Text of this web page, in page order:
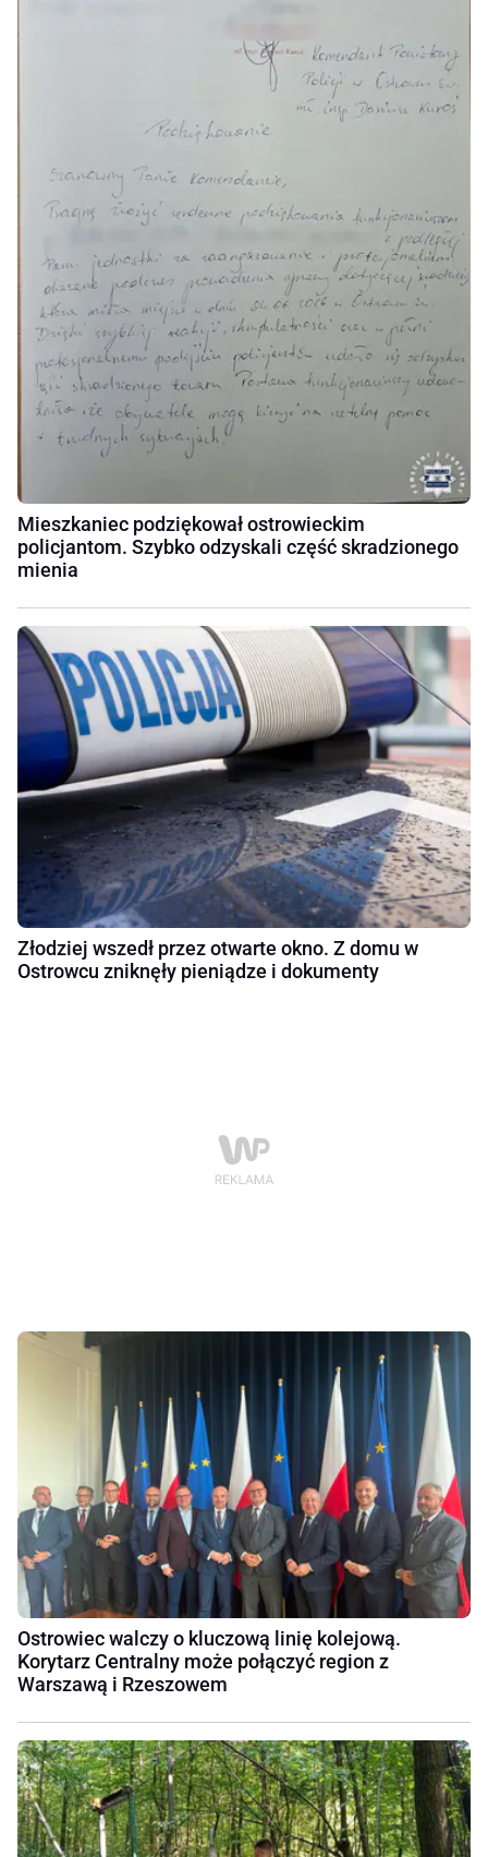
Mieszkaniec podziękował ostrowieckim
policjantom. Szybko odzyskali część skradzionego
mienia
Złodziej wszedł przez otwarte okno. Z domu w
Ostrowcu zniknęły pieniądze i dokumenty
Ostrowiec walczy o kluczową linię kolejową.
Korytarz Centralny może połączyć region z
Warszawą i Rzeszowem